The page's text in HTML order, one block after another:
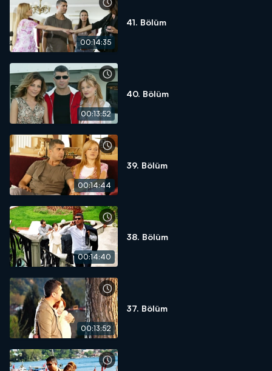
00:14:35
41. Bölüm
00:13:52
40. Bölüm
00:14:44
39. Bölüm
00:14:40
38. Bölüm
00:13:52
37. Bölüm